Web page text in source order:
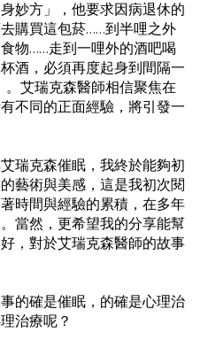
妙方」，他要求因病退休的
購買這包菸……到半哩之外
物……走到一哩外的酒吧喝
酒，必須再度起身到間隔一
艾瑞克森醫師相信聚焦在
不同的正面經驗，將引發一
克森催眠，我終於能夠初
藝術與美感，這是我初次閱
時間與經驗的累積，在多年
當然，更希望我的分享能幫
，對於艾瑞克森醫師的故事
確是催眠，的確是心理治
治療呢？